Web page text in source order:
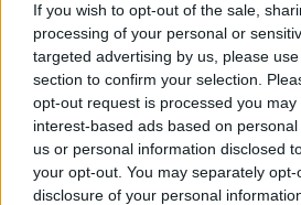
If you wish to opt-out of the sale,
processing of your personal or
targeted advertising by us, please
section to confirm your selection.
opt-out request is processed you may
interest-based ads based on
us or personal information disclosed
your opt-out. You may separately
disclosure of your personal
Η ΠΟΜΙΔΑ ζητά να παραταθεί
διόρθωσης των ανακριβών
συμπλήρωση 20ετίας από την
κάθε Κτηματολογικού
ευθυγραμμιστεί με τον Αστικό
προβλέπει απώλεια
κυριότητας λόγω 20ετούς